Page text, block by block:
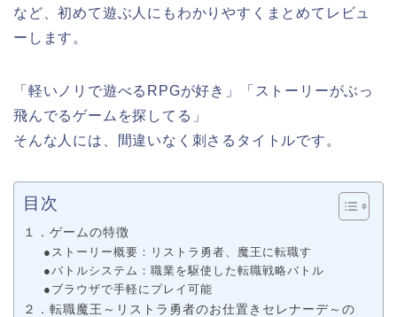
など、初めて遊ぶ人にもわかりやすくまとめてレビュ
ーします。
「軽いノリで遊べるRPGが好き」「ストーリーがぶっ
飛んでるゲームを探してる」
そんな人には、間違いなく刺さるタイトルです。
目次
１．ゲームの特徴
●ストーリー概要：リストラ勇者、魔王に転職す
●バトルシステム：職業を駆使した転職戦略バトル
●ブラウザで手軽にプレイ可能
２．転職魔王～リストラ勇者のお仕置きセレナーデ～の